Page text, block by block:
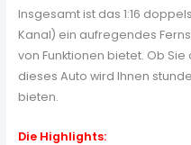
Insgesamt ist das 1:16
Kanal) ein aufregendes
von Funktionen bietet. Ob
dieses Auto wird Ihnen
bieten.
Die Highlights: